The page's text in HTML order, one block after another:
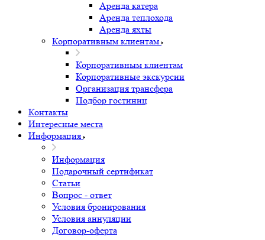
Аренда катера
Аренда теплохода
Аренда яхты
Корпоративным клиентам
Корпоративным клиентам
Корпоративные экскурсии
Организация трансфера
Подбор гостиниц
Контакты
Интересные места
Информация
Информация
Подарочный сертификат
Статьи
Вопрос - ответ
Условия бронирования
Условия аннуляции
Договор-оферта